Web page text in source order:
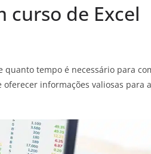
de Excel
quanto tempo é necessário para
informações valiosas para